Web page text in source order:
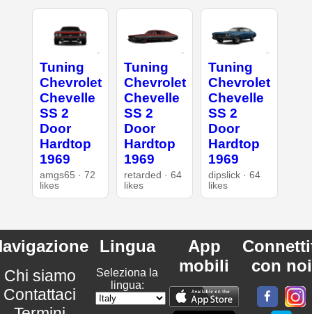
Tuning
Chevrolet
Chevelle
SS 2
Door
Hardtop
1969
amgs65 · 72
likes
Tuning
Chevrolet
Chevelle
SS 2
Door
Hardtop
1969
retarded · 64
likes
Tuning
Chevrolet
Chevelle
SS 2
Door
Hardtop
1969
dipslick · 64
likes
Chi siamo
Contattaci
Lingua
Seleziona la
lingua:
App
mobili
con noi